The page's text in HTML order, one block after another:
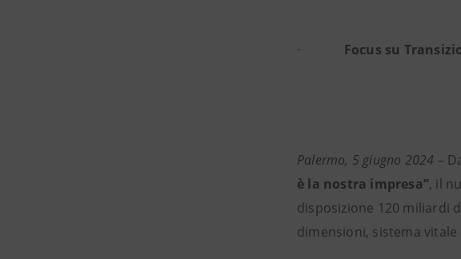
· Focus su
Palermo, 5 giugno 2024 –
è la nostra impresa”, il
disposizione 120 miliardi
dimensioni, sistema